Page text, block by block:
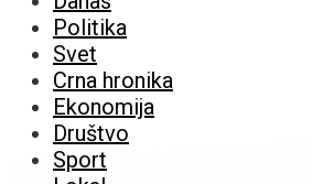
Politika
Svet
Crna hronika
Ekonomija
Društvo
Sport